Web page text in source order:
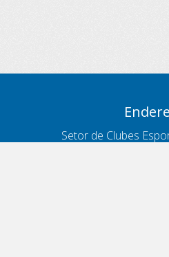
Setor de Clubes